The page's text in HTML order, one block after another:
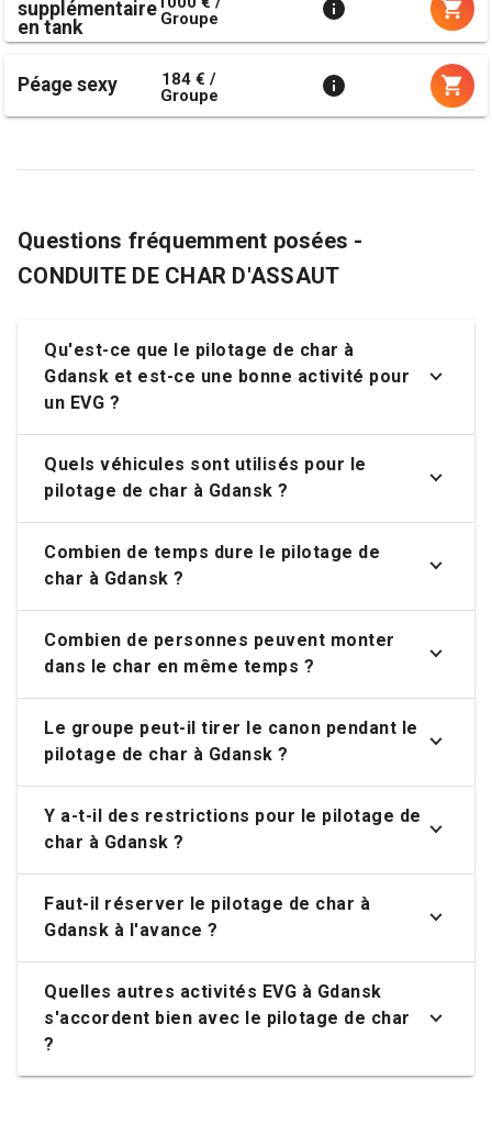
supplémentaire
en tank
Groupe
Péage sexy
184 € /
Groupe
Questions fréquemment posées -
CONDUITE DE CHAR D'ASSAUT
Qu'est-ce que le pilotage de char à
Gdansk et est-ce une bonne activité pour
un EVG ?
Quels véhicules sont utilisés pour le
pilotage de char à Gdansk ?
Combien de temps dure le pilotage de
char à Gdansk ?
Combien de personnes peuvent monter
dans le char en même temps ?
Le groupe peut-il tirer le canon pendant le
pilotage de char à Gdansk ?
Y a-t-il des restrictions pour le pilotage de
char à Gdansk ?
Faut-il réserver le pilotage de char à
Gdansk à l'avance ?
Quelles autres activités EVG à Gdansk
s'accordent bien avec le pilotage de char
?